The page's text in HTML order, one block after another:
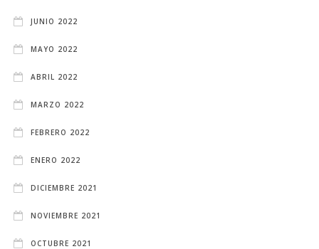
JUNIO 2022
MAYO 2022
ABRIL 2022
MARZO 2022
FEBRERO 2022
ENERO 2022
DICIEMBRE 2021
NOVIEMBRE 2021
OCTUBRE 2021